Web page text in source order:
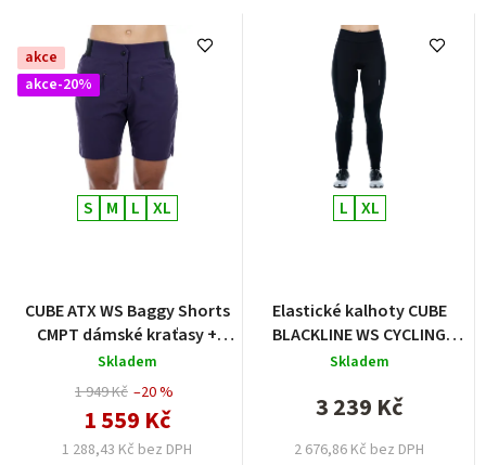
akce
akce-20%
S M L XL
CUBE ATX WS Baggy Shorts
CMPT dámské kraťasy +
vložka
Skladem
1 949 Kč
1 288,43 Kč bez DPH
1 559 Kč
–20 %
L XL
Elastické kalhoty CUBE
BLACKLINE WS CYCLING
TIGHTS s vložkou
Skladem
2 676,86 Kč bez DPH
3 239 Kč